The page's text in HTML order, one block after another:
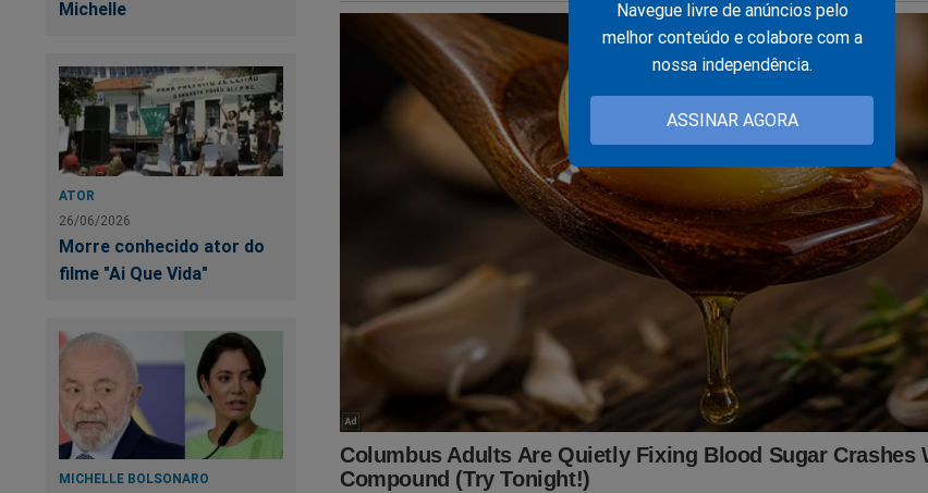
Navegue livre de anúncios pelo
melhor conteúdo e colabore com a
nossa independência.
ASSINAR AGORA
Michelle
ATOR
26/06/2026
Morre conhecido ator do
filme "Ai Que Vida"
MICHELLE BOLSONARO
É simples. É fácil. É rápido... Só depende de você! Faça agora a sua assinatura:
https://assinante.jornaldacidadeonline.com.br/apresentacao